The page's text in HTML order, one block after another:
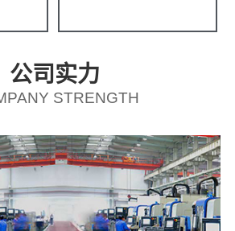
公司实力
STRENGTH